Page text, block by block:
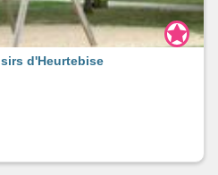
d'Heurtebise